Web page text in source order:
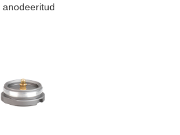
anodeeritud